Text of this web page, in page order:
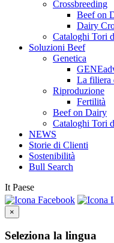
Crossbreeding
Beef on
Dairy
Cataloghi Tori
Soluzioni Beef
Genetica
La filiera
Riproduzione
Fertilità
Beef on Dairy
Cataloghi Tori
NEWS
Storie di Clienti
Sostenibilità
Bull Search
It Paese
×
Seleziona la lingua